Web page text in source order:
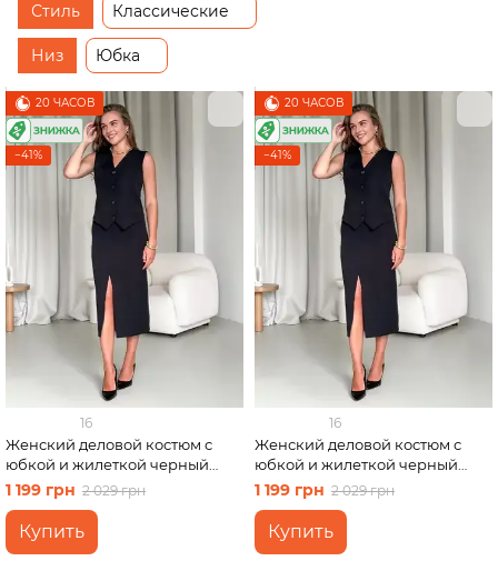
Стиль Классические
Низ Юбка
20 ЧАСОВ
−41%
16
Женский деловой костюм с
юбкой и жилеткой черный
Merlini Ларете 100001441
размер S-M
1 199 грн 2 029 грн
Купить
20 ЧАСОВ
−41%
16
Женский деловой костюм с
юбкой и жилеткой черный
Merlini Ларете 100001441
размер L-XL
1 199 грн 2 029 грн
Купить